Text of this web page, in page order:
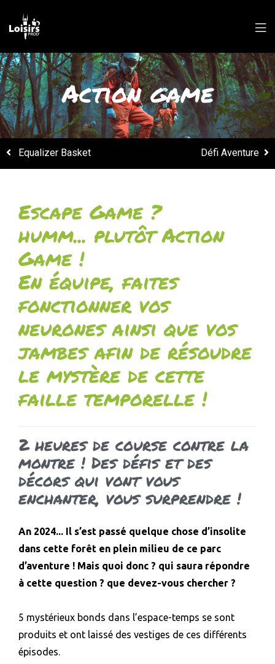
Action game
Equalizer Basket Défi Aventure
Escape Game ?
humm... plutôt Action
Game !
En équipe, faites
fonctionner vos
neurones ainsi que vos
jambes afin de résoudre
le mystère de cette
faille temporelle !
2 heures de course contre la
montre ! Des défis et des
décors qui vont vous
enchanter, vous surprendre !
An 2024... Il s’est passé quelque chose d’insolite
dans cette forêt en plein milieu de ce parc
d’aventure ! Mais quoi donc ? qui saura répondre
à cette question ? que devez-vous chercher ?
5 mystérieux bonds dans l’espace-temps se sont
produits et ont laissé des vestiges de ces différents
épisodes.